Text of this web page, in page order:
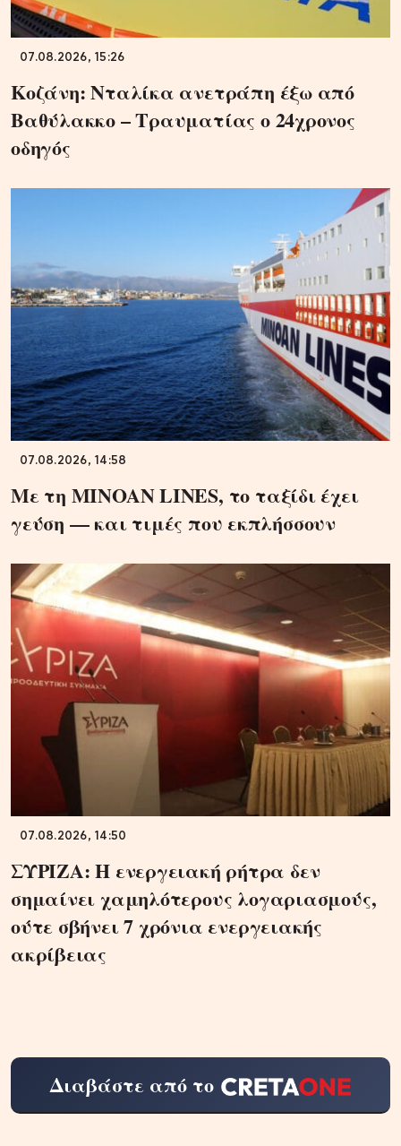
07.08.2026, 15:26
Κοζάνη: Νταλίκα ανετράπη έξω από
Βαθύλακκο – Τραυματίας ο 24χρονος
οδηγός
07.08.2026, 14:58
Με τη MINOAN LINES, το ταξίδι έχει
γεύση — και τιμές που εκπλήσσουν
07.08.2026, 14:50
ΣΥΡΙΖΑ: Η ενεργειακή ρήτρα δεν
σημαίνει χαμηλότερους λογαριασμούς,
ούτε σβήνει 7 χρόνια ενεργειακής
ακρίβειας
Διαβάστε από το